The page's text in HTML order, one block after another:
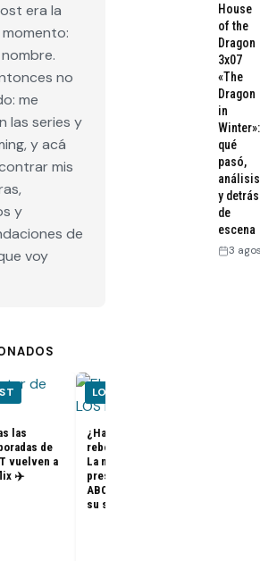
era la
no
me
las series y
y acá
mis
y
de
voy
las
de
vuelven a
✈️
LOST
¿Habrá un
reboot de Lost?
La nueva
presidenta de
ABC dice que es
su sueño
House
of the
Dragon
3x07
«The
Dragon
in
Winter»:
qué
pasó,
análisis
y detrás
de
escena
3